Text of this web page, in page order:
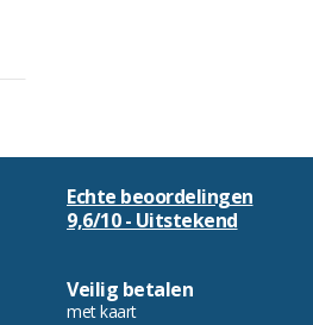
Echte beoordelingen
9,6/10 - Uitstekend
Veilig betalen
met kaart